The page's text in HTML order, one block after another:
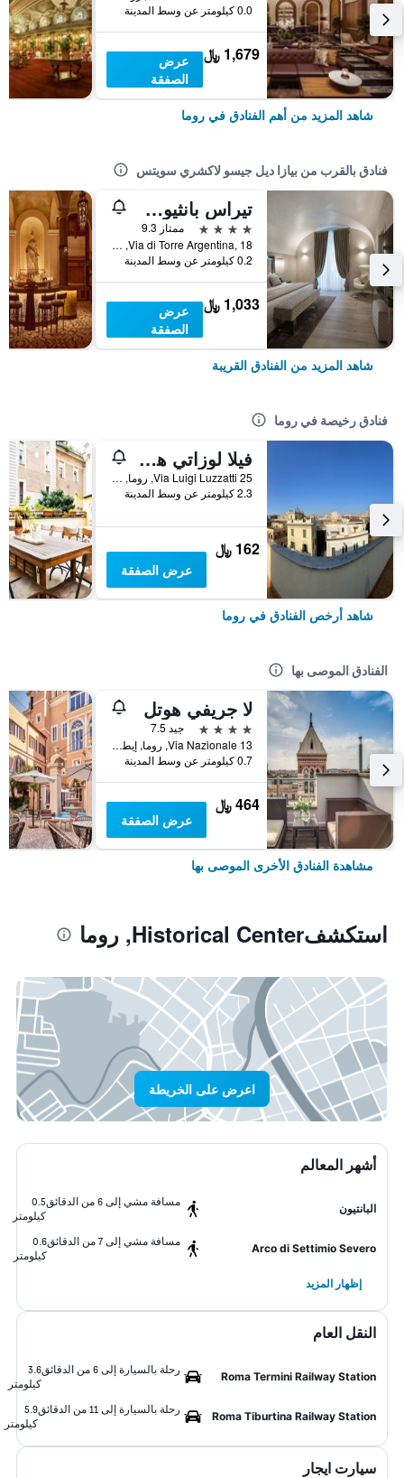
0.0 كيلومتر عن وسط المدينة
1,679 ﷼
عرض
الصفقة
شاهد المزيد من أهم الفنادق في روما
فنادق بالقرب من بيازا ديل جيسو لاكشري سويتس
تيراس بانثيون ريلايس
4 نجوم
ممتاز 9.3
Via di Torre Argentina, 18, روما, إيطاليا
0.2 كيلومتر عن وسط المدينة
1,033 ﷼
عرض
الصفقة
شاهد المزيد من الفنادق القريبة
فنادق رخيصة في روما
فيلا لوزاتي هوستل
25 Via Luigi Luzzatti, روما, إيطاليا
2.3 كيلومتر عن وسط المدينة
162 ﷼
عرض الصفقة
شاهد أرخص الفنادق في روما
الفنادق الموصى بها
لا جريفي هوتل
4 نجوم
جيد 7.5
Via Nazionale 13, روما, إيطاليا
0.7 كيلومتر عن وسط المدينة
464 ﷼
عرض الصفقة
مشاهدة الفنادق الأخرى الموصى بها
استكشفHistorical Center, روما
اعرض على الخريطة
أشهر المعالم
البانتيون
مسافة مشي إلى 6 من الدقائق
0.5
كيلومتر
Arco di Settimio Severo
مسافة مشي إلى 7 من الدقائق
0.6
كيلومتر
إظهار المزيد
النقل العام
Roma Termini Railway Station
رحلة بالسيارة إلى 6 من الدقائق
3.6
كيلومتر
Roma Tiburtina Railway Station
رحلة بالسيارة إلى 11 من الدقائق
5.9
كيلومتر
سيارت ايجار